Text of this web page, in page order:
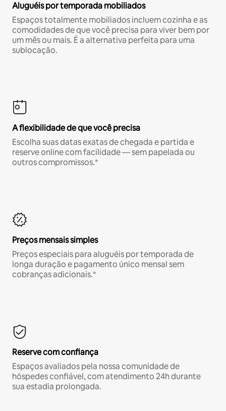
Aluguéis por temporada mobiliados
Espaços totalmente mobiliados incluem cozinha e as
comodidades de que você precisa para viver bem por
um mês ou mais. É a alternativa perfeita para uma
sublocação.
A flexibilidade de que você precisa
Escolha suas datas exatas de chegada e partida e
reserve online com facilidade — sem papelada ou
outros compromissos.*
Preços mensais simples
Preços especiais para aluguéis por temporada de
longa duração e pagamento único mensal sem
cobranças adicionais.*
Reserve com confiança
Espaços avaliados pela nossa comunidade de
hóspedes confiável, com atendimento 24h durante
sua estadia prolongada.